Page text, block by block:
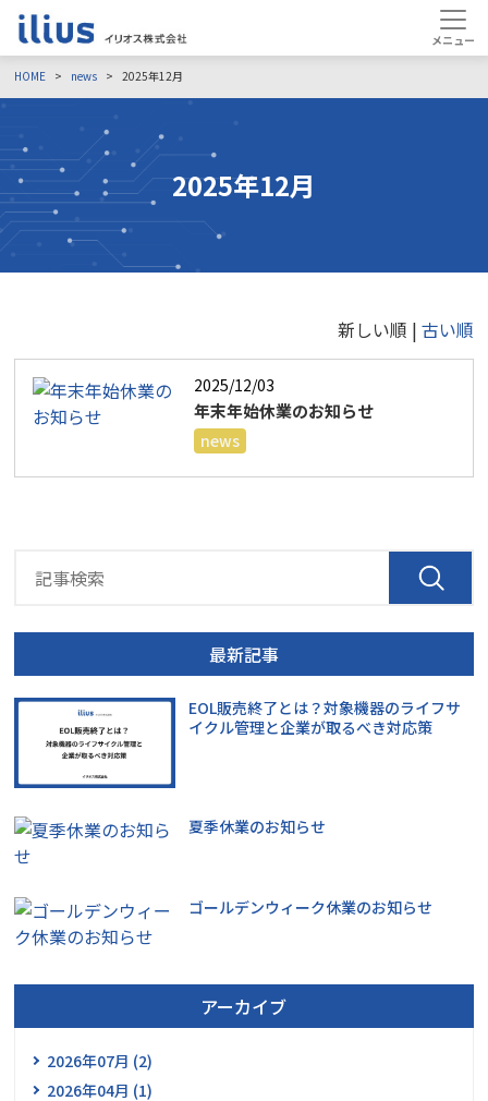
HOME news 2025年12月
2025年12月
新しい順 | 古い順
2025/12/03
年末年始休業のお知らせ
news
最新記事
EOL販売終了とは？対象機器のライフサ
イクル管理と企業が取るべき対応策
夏季休業のお知らせ
ゴールデンウィーク休業のお知らせ
アーカイブ
2026年07月 (2)
2026年04月 (1)